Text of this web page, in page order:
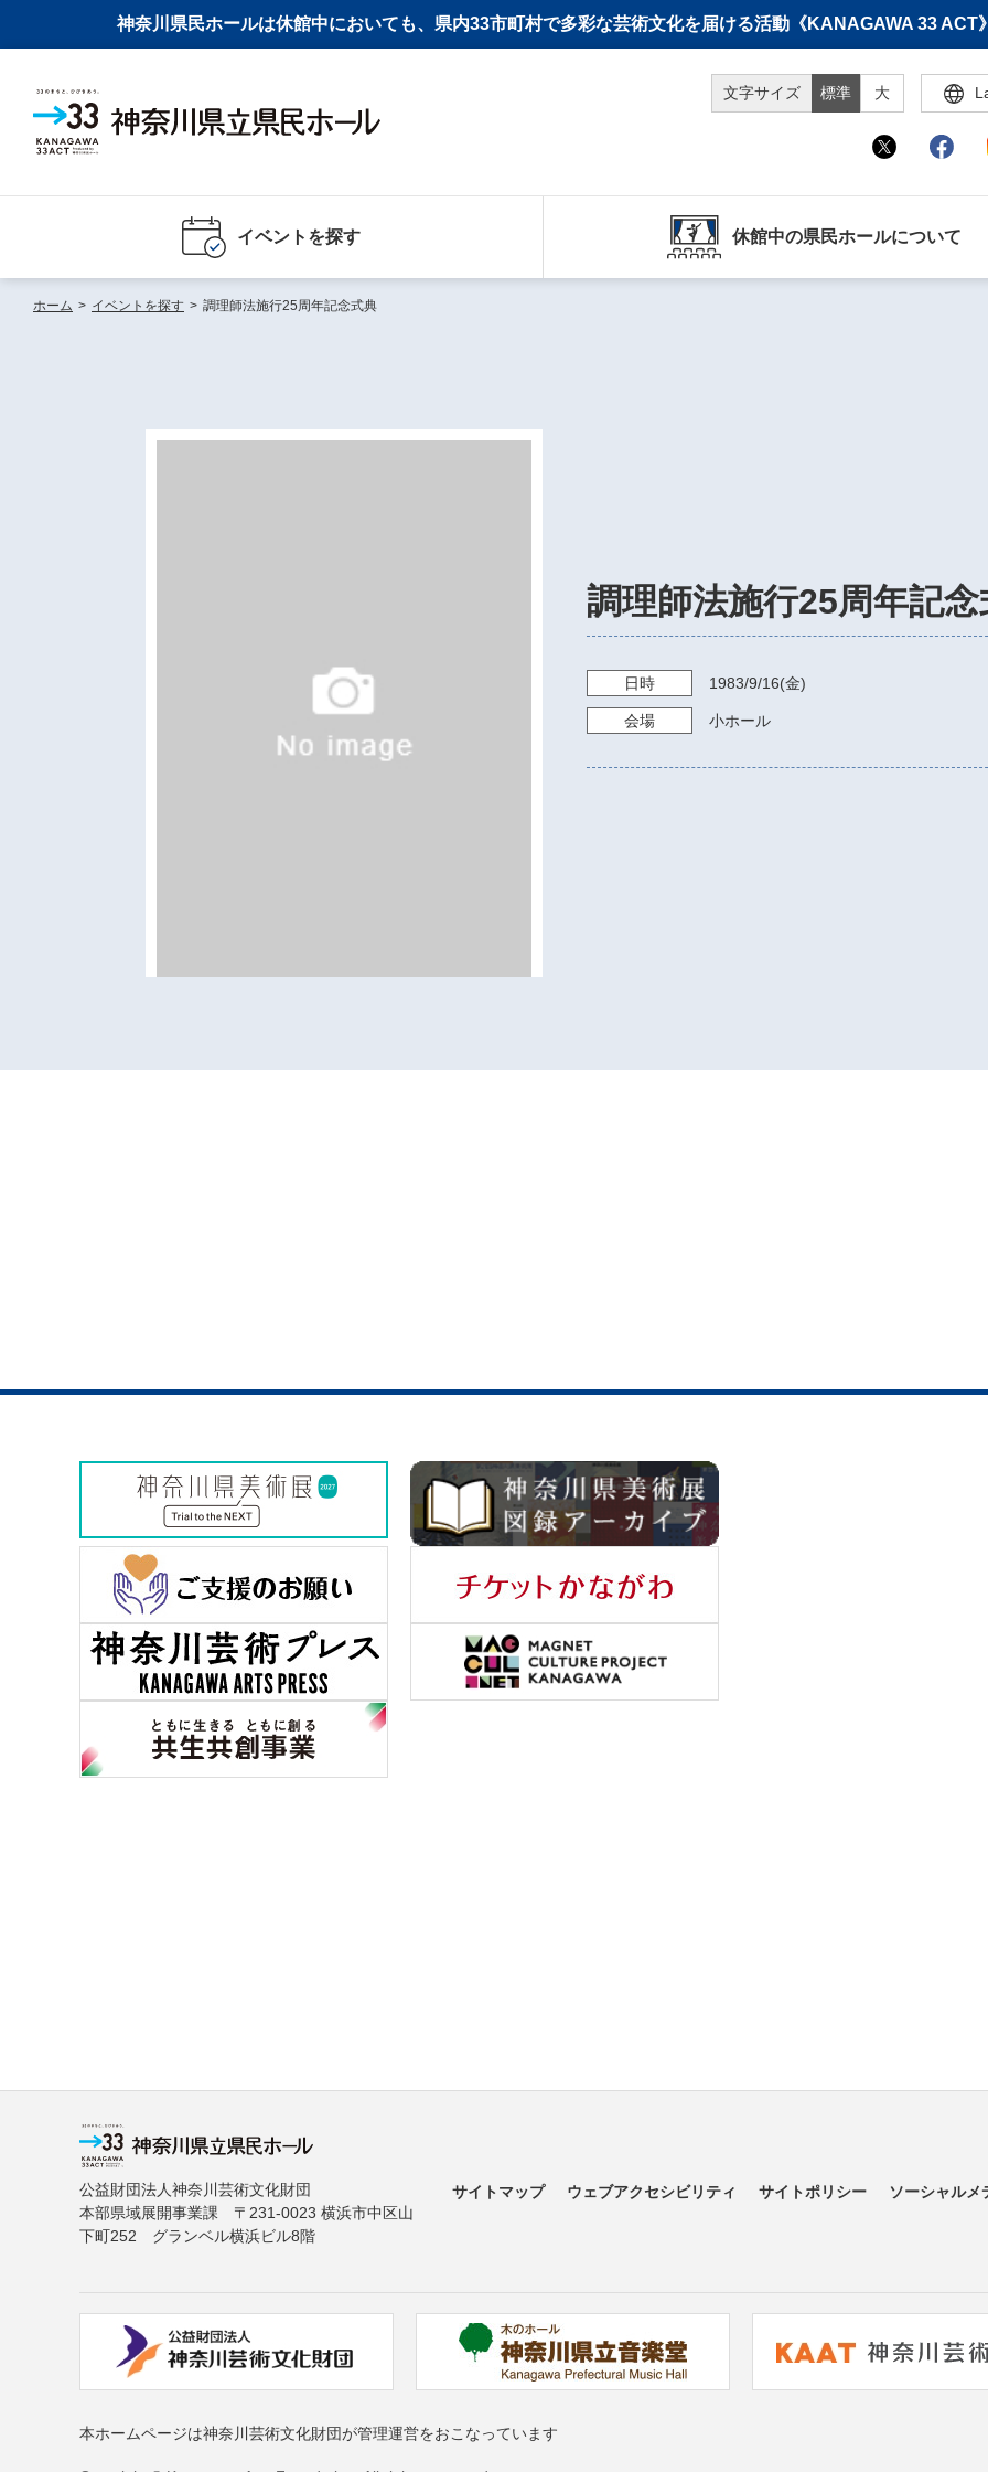
神奈川県民ホールは休館中においても、県内33市町村で多彩な芸術文化を届ける活動《KANAGAWA 33
文字サイズ 標準 大
イベントを探す 休館中の県民ホールについて
ホーム > イベントを探す > 調理師法施行25周年記念式典
調理師法施行25周年記念
日時 1983/9/16(金)
会場 小ホール
公益財団法人神奈川芸術文化財団
本部県域展開事業課 〒231-0023 横浜市中区山
下町252 グランベル横浜ビル8階
サイトマップ ウェブアクセシビリティ サイトポリシー ソーシャルメ
本ホームページは神奈川芸術文化財団が管理運営をおこなっています